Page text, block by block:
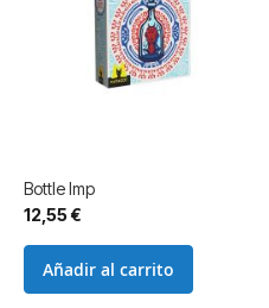
Bottle Imp
12,55 €
Añadir al carrito